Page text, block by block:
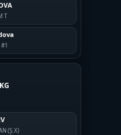
T
(Ş.X)